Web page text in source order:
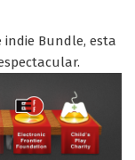
indie Bundle, esta